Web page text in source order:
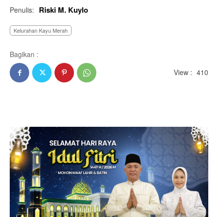
Penulis: Riski M. Kuylo
Kelurahan Kayu Merah
Bagikan :
View : 410